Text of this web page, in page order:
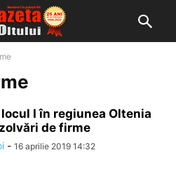
I în regiunea Oltenia
de firme
- 16 aprilie 2019 14:32